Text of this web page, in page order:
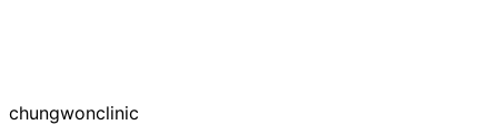
chungwonclinic